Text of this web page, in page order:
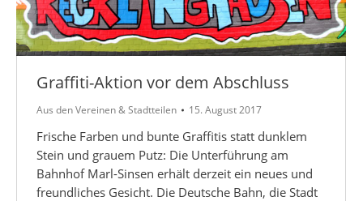
Graffiti-Aktion vor dem Abschluss
Aus den Vereinen & Stadtteilen 15. August 2017
Frische Farben und bunte Graffitis statt dunklem
Stein und grauem Putz: Die Unterführung am
Bahnhof Marl-Sinsen erhält derzeit ein neues und
freundliches Gesicht. Die Deutsche Bahn, die Stadt